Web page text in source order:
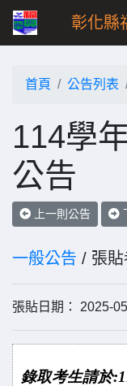
彰化縣
首頁 公告列表
114學
公告
上一則公告
一般公告 / 張貼
張貼日期： 2025-
錄取考生請於